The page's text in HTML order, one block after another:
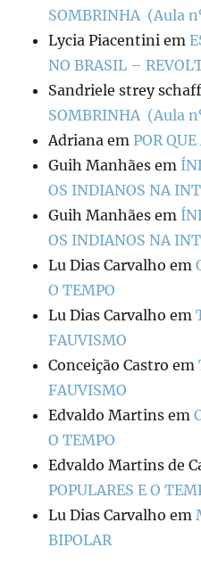
SOMBRINHA (Aula
Lycia Piacentini em
NO BRASIL –
Sandriele strey
SOMBRINHA (Aula
Adriana em POR
Guih Manhães em
OS INDIANOS NA
Guih Manhães em
OS INDIANOS NA
Lu Dias Carvalho em
O TEMPO
Lu Dias Carvalho em
FAUVISMO
Conceição Castro em
FAUVISMO
Edvaldo Martins em
O TEMPO
Edvaldo Martins de
POPULARES E O
Lu Dias Carvalho em
BIPOLAR